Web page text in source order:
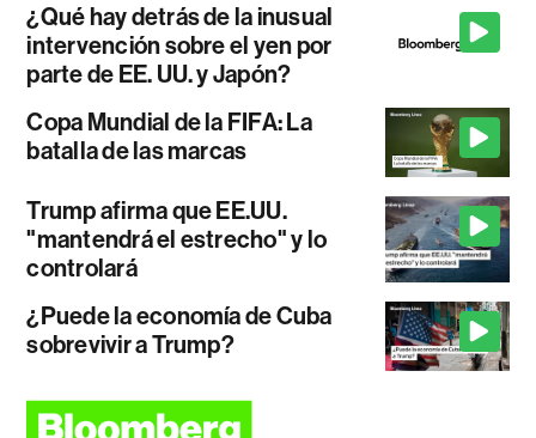
¿Qué hay detrás de la inusual
intervención sobre el yen por
parte de EE. UU. y Japón?
Copa Mundial de la FIFA: La
batalla de las marcas
Trump afirma que EE.UU.
"mantendrá el estrecho" y lo
controlará
¿Puede la economía de Cuba
sobrevivir a Trump?